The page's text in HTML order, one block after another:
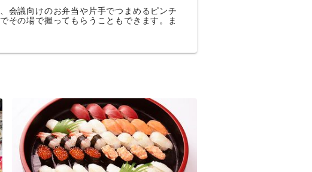
会議向けのお弁当や片手でつまめるピンチ
その場で握ってもらうこともできます。ま